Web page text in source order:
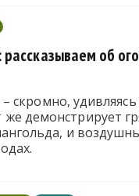
об
скромно,
демонстрирует
и